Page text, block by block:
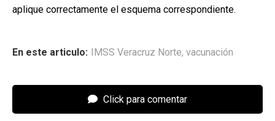
aplique correctamente el esquema correspondiente.
En este articulo: IMSS Veracruz Norte, vacunación
Click para comentar